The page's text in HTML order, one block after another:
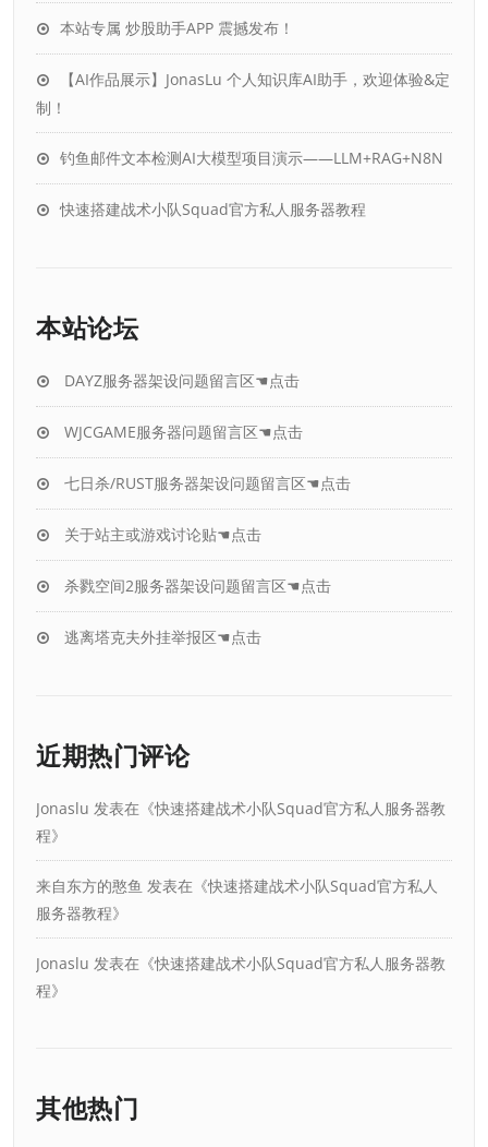
本站专属 炒股助手APP 震撼发布！
【AI作品展示】JonasLu 个人知识库AI助手，欢迎体验&定
制！
钓鱼邮件文本检测AI大模型项目演示——LLM+RAG+N8N
快速搭建战术小队Squad官方私人服务器教程
本站论坛
DAYZ服务器架设问题留言区☚点击
WJCGAME服务器问题留言区☚点击
七日杀/RUST服务器架设问题留言区☚点击
关于站主或游戏讨论贴☚点击
杀戮空间2服务器架设问题留言区☚点击
逃离塔克夫外挂举报区☚点击
近期热门评论
Jonaslu 发表在《快速搭建战术小队Squad官方私人服务器教
程》
来自东方的憨鱼 发表在《快速搭建战术小队Squad官方私人
服务器教程》
Jonaslu 发表在《快速搭建战术小队Squad官方私人服务器教
程》
其他热门